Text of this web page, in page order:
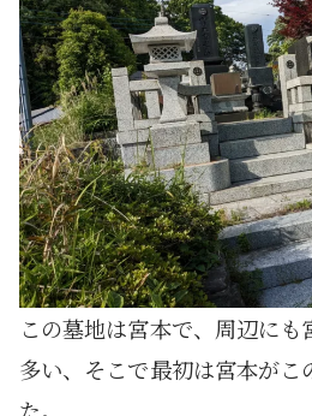
この墓地は宮本で、周辺に
多い、そこで最初は宮本がこ